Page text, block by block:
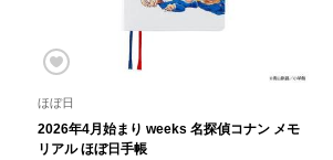
ほぼ日
2026年4月始まり weeks 名探偵コナン メモ
リアル ほぼ日手帳